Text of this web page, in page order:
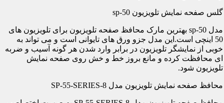
گلس صفحه نمایش تلویزیون sp-50
مدل sp-50 بهترین مارک محافظ صفحه تلویزیون برای تلویزیون های
50 اینچی است.این مدل جزو ورق های تایوانی است و می تواند به
خوبی از نمایشگر تلویزیون در برابر وارد شدن هر گونه آسیب و ضربه
ای محافظت کرده و مانع بروز خط و خش روی صفحه نمایش
تلویزیون شود.
محافظ صفحه نمایش تلویزیون مدل SP-55-SERIES-8